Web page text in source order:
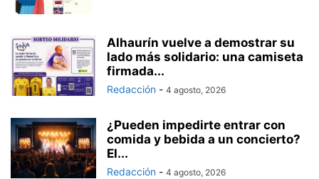
Alhaurín vuelve a demostrar su
lado más solidario: una camiseta
firmada...
Redacción - 4 agosto, 2026
¿Pueden impedirte entrar con
comida y bebida a un concierto?
El...
Redacción - 4 agosto, 2026